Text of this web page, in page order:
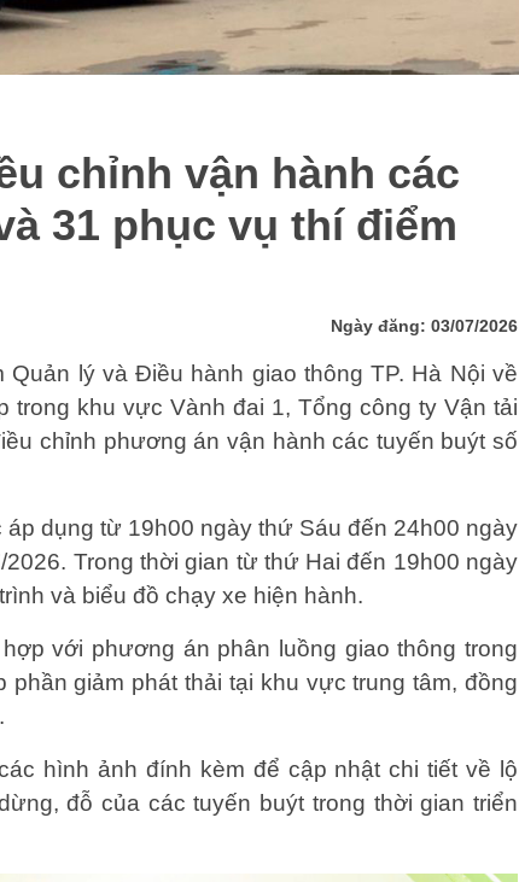
chỉnh vận hành các
31 phục vụ thí điểm
Ngày đăng: 03/07/2026
lý và Điều hành giao thông TP. Hà Nội về
trong khu vực Vành đai 1, Tổng công ty Vận tải
chỉnh phương án vận hành các tuyến buýt số
dụng từ 19h00 ngày thứ Sáu đến 24h00 ngày
Trong thời gian từ thứ Hai đến 19h00 ngày
và biểu đồ chạy xe hiện hành.
với phương án phân luồng giao thông trong
giảm phát thải tại khu vực trung tâm, đồng
hình ảnh đính kèm để cập nhật chi tiết về lộ
đỗ của các tuyến buýt trong thời gian triển